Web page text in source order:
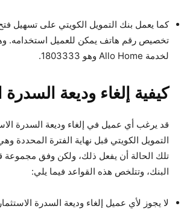
كما يعمل بنك التمويل الكويتي على تسهيل
تخصيص رقم هاتف يمكن للعميل استخدامه.
لخدمة Allo Home وهو 1803333.
كيفية إلغاء وديعة السدرة
قد يرغب أي عميل في إلغاء وديعة السدرة
التمويل الكويتي قبل نهاية الفترة المحددة
تلك الحالة أن يفعل ذلك، ولكن وفق مجموعة
البنك، وتتلخص هذه القواعد فيما يلي:
لا يجوز لأي عميل إلغاء وديعة السدرة